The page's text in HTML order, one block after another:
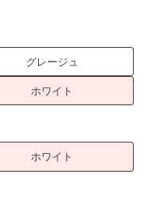
グレージュ
ホワイト
ホワイト